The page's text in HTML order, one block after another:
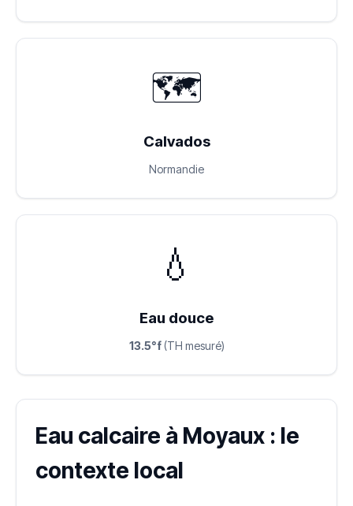
🗺️
Calvados
Normandie
💧
Eau douce
13.5°f(TH mesuré)
Eau calcaire à Moyaux : le
contexte local